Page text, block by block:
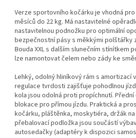
Verze sportovního kočárku je vhodná
měsíců do 22 kg. Má nastavitelné
nastavitelnou podnožku pro optimální
bezpečnostní pásy s měkkými polštářky
Bouda XXL s dalším slunečním stínítkem
lze namontovat čelem nebo zády ke
Lehký, odolný hliníkový rám s amortizací
regulace tvrdosti zajišťuje pohodlnou
kola jsou odolná proti propíchnutí.
blokace pro přímou jízdu. Praktická a
kočárku, pláštěnka, moskytiéra, držák
přebalovací podložka jsou součástí
autosedačky (adaptéry k dispozici